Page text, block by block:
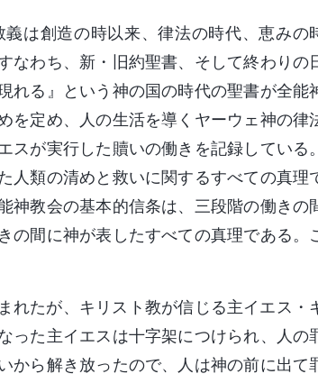
義は創造の時以来、律法の時代、恵みの
なわち、新・旧約聖書、そして終わりの
れる』という神の国の時代の聖書が全能
を定め、人の生活を導くヤーウェ神の律
が実行した贖いの働きを記録している。
人類の清めと救いに関するすべての真理
神教会の基本的信条は、三段階の働きの
の間に神が表したすべての真理である。
れたが、キリスト教が信じる主イエス・
った主イエスは十字架につけられ、人の
から解き放ったので、人は神の前に出て